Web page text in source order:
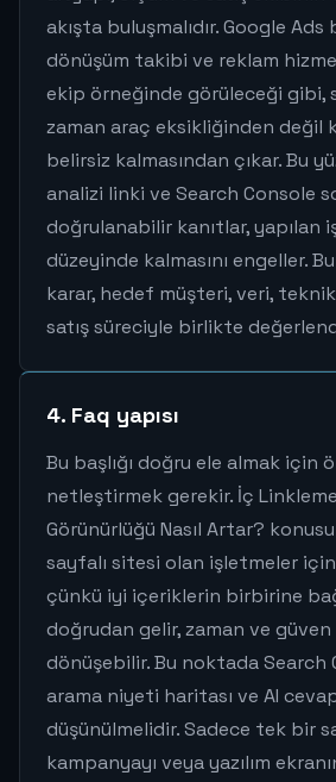
akışta buluşmalıdır. Google Ads
dönüşüm takibi ve reklam
ekip örneğinde görüleceği gibi,
zaman araç eksikliğinden değil
belirsiz kalmasından çıkar. Bu
analizi linki ve Search Console
doğrulanabilir kanıtlar, yapılan
düzeyinde kalmasını engeller.
karar, hedef müşteri, veri,
satış süreciyle birlikte
4. Faq yapısı
Bu başlığı doğru ele almak için
netleştirmek gerekir. İç Linkleme
Görünürlüğü Nasıl Artar?
sayfalı sitesi olan işletmeler
çünkü iyi içeriklerin birbirine
doğrudan gelir, zaman ve güven
dönüşebilir. Bu noktada Search
arama niyeti haritası ve AI
düşünülmelidir. Sadece tek bir
kampanyayı veya yazılım